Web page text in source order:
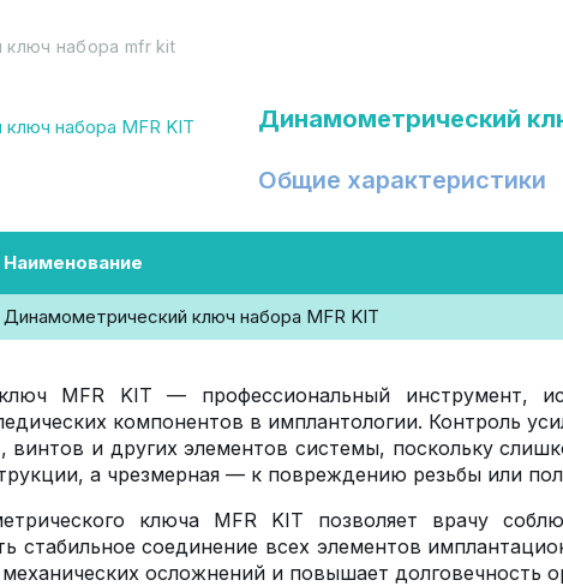
набора mfr kit
Динамометрический
Общие характеристики
Наименование
Динамометрический ключ набора MFR KIT
MFR KIT — профессиональный инструмент,
компонентов в имплантологии. Контроль
винтов и других элементов системы, поскольку
а чрезмерная — к повреждению резьбы или
ключа MFR KIT позволяет врачу
стабильное соединение всех элементов
осложнений и повышает долговечность